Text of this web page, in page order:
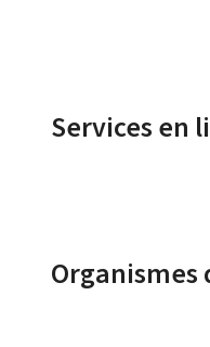
Services en
Organismes